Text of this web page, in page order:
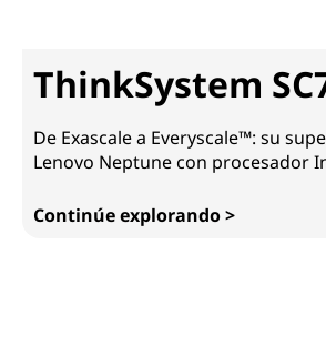
ThinkSystem
De Exascale a Everyscale™: su
Lenovo Neptune con procesador
Continúe explorando >